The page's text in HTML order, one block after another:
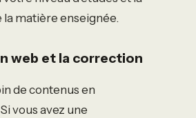
matière enseignée.
web et la correction
de contenus en
vous avez une